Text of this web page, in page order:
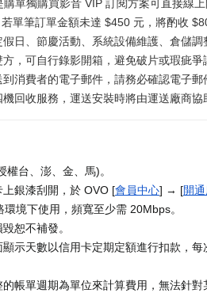
單獨購買影音 VIP 訂閱方案可直接線上
單筆訂單金額未達 $450 元，將酌收
日、節慶活動、系統設備維護、倉儲調
，可自行錄影開箱，避免破片或瑕疵爭
消費者的電子郵件，請務必確認電子郵
回收服務，運送安裝時將由運送廠商
台、澎、金、馬)。
銀漆刮開，於 OVO [會員中心] → [開
境下使用，頻寬至少需 20Mbps。
恕不補發。
示天數以信用卡定期定額進行扣款，
帳單週期為單位來計算費用，無法針